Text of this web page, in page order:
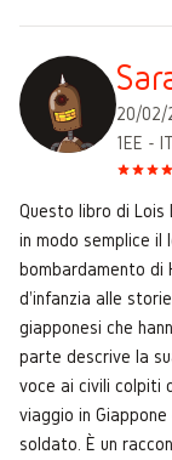
20/02/
1EE -
Questo libro di
in modo semplice
bombardamento di
d'infanzia alle
giapponesi che
parte descrive la
voce ai civili colpiti
viaggio in
soldato. È un